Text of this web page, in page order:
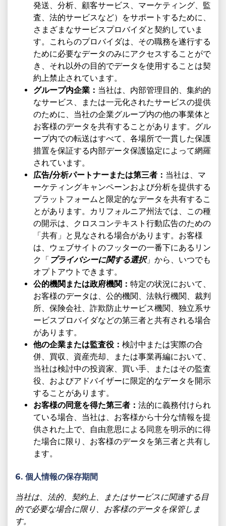
発送、分析、顧客サービス、マーケティング、監
査、法的サービスなど）をサポートするために、
さまざまなサービスプロバイダと契約していま
す。これらのプロバイダは、その職務を遂行する
ために必要なデータのみにアクセスすることがで
き、それ以外の目的でデータを使用することは契
約上禁止されています。
グループ内企業： 当社は、内部管理目的、集約的
なサービス、または一元化されたサービスの提供
のために、当社の企業グループ内の他の事業体と
お客様のデータを共有することがあります。グル
ープ内での転送はすべて、各場所で一貫した保護
措置を保証する内部データ保護協定によって網羅
されています。
広告/分析パートナーまたは第三者： 当社は、マ
ーケティングキャンペーンおよび分析を提供する
プラットフォームと限定的なデータを共有するこ
とがあります。カリフォルニア州法では、この種
の開示は、クロスコンテキスト行動広告のための
「共有」と見なされる場合があります。お客様
は、ウェブサイトのフッターの一番下にあるリン
ク「 プライバシーに関する選択」から、いつでも
オプトアウトできます。
公的機関または政府機関： 特定の状況において、
お客様のデータは、公的機関、法執行機関、裁判
所、保険会社、詐欺防止サービス機関、独立系サ
ービスプロバイダなどの第三者と共有される場合
があります。
他の企業または監査役： 検討中または実際の合
併、買収、資産売却、または事業再編において、
当社は検討中の投資家、買い手、またはその監査
役、およびアドバイザーに限定的なデータを開示
することがあります。
お客様の同意を得た第三者： 法的に義務付けられ
ている場合、当社は、お客様から十分な情報を提
供された上で、自由意思による同意を明示的に得
た場合に限り、お客様のデータを第三者と共有し
ます。
6. 個人情報の保存期間
当社は、法的、契約上、またはサービスに関連する目
的で必要な場合に限り、お客様のデータを保管しま
す。